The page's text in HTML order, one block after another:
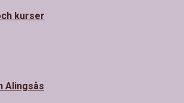
kurser
Alingsås